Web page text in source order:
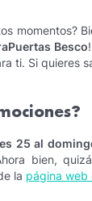
momentos?
Besco
ti. Si quieres
25 al
bien,
la página web